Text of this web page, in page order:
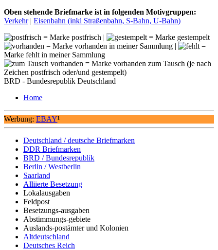
Oben stehende Briefmarke ist in folgenden Motivgruppen:
Verkehr| Eisenbahn (inkl Straßenbahn, S-Bahn, U-Bahn)
= Marke postfrisch |
= Marke gestempelt
= Marke vorhanden in meiner Sammlung |
=
Marke fehlt in meiner Sammlung
= Marke vorhanden zum Tausch (je nach
Zeichen postfrisch oder/und gestempelt)
BRD - Bundesrepublik Deutschland
Home
Werbung: EBAY¹
Deutschland / deutsche Briefmarken
DDR Briefmarken
BRD / Bundesrepublik
Berlin / Westberlin
Saarland
Alliierte Besetzung
Lokalausgaben
Feldpost
Besetzungs-ausgaben
Abstimmungs-gebiete
Auslands-postämter und Kolonien
Altdeutschland
Deutsches Reich